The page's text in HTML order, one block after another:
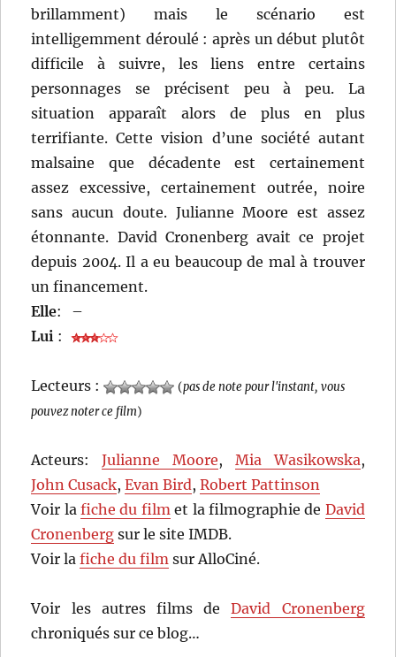
brillamment) mais le scénario est
intelligemment déroulé : après un début plutôt
difficile à suivre, les liens entre certains
personnages se précisent peu à peu. La
situation apparaît alors de plus en plus
terrifiante. Cette vision d’une société autant
malsaine que décadente est certainement
assez excessive, certainement outrée, noire
sans aucun doute. Julianne Moore est assez
étonnante. David Cronenberg avait ce projet
depuis 2004. Il a eu beaucoup de mal à trouver
un financement.
Elle:
–
Lui :
Lecteurs : (pas de note pour l'instant, vous
pouvez noter ce film)
Acteurs:Julianne Moore, Mia Wasikowska,
John Cusack,Evan Bird,Robert Pattinson
Voir lafiche du filmet la filmographie de David
Cronenberg sur le site IMDB.
Voir lafiche du film sur AlloCiné.
Voir les autres films deDavid Cronenberg
chroniqués sur ce blog…